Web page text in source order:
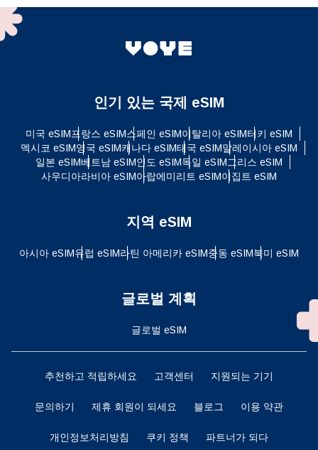
인기 있는 국제 eSIM
미국 eSIM프랑스 eSIM스페인 eSIM이탈리아 eSIM터키 eSIM
멕시코 eSIM영국 eSIM캐나다 eSIM태국 eSIM말레이시아 eSIM
일본 eSIM베트남 eSIM인도 eSIM독일 eSIM그리스 eSIM
사우디아라비아 eSIM아랍에미리트 eSIM이집트 eSIM
지역 eSIM
아시아 eSIM유럽 ​​eSIM라틴 아메리카 eSIM중동 eSIM북미 eSIM
글로벌 계획
글로벌 eSIM
추천하고 적립하세요 고객센터 지원되는 기기
문의하기 제휴 회원이 되세요 블로그 이용 약관
개인정보처리방침 쿠키 정책 파트너가 되다